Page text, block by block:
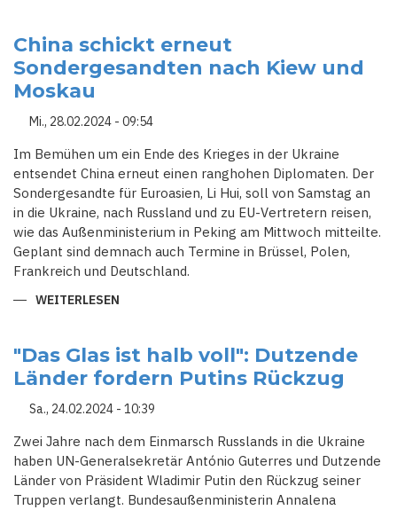
WIEDEREINFÜHRUNG
DER
WEHRPFLICHT
China schickt erneut
Sondergesandten nach Kiew und
Moskau
Mi., 28.02.2024 - 09:54
Im Bemühen um ein Ende des Krieges in der Ukraine
entsendet China erneut einen ranghohen Diplomaten. Der
Sondergesandte für Euroasien, Li Hui, soll von Samstag an
in die Ukraine, nach Russland und zu EU-Vertretern reisen,
wie das Außenministerium in Peking am Mittwoch mitteilte.
Geplant sind demnach auch Termine in Brüssel, Polen,
Frankreich und Deutschland.
WEITERLESEN
SONDERGESANDTEN
NACH
KIEW
UND
"Das Glas ist halb voll": Dutzende
Länder fordern Putins Rückzug
Sa., 24.02.2024 - 10:39
Zwei Jahre nach dem Einmarsch Russlands in die Ukraine
haben UN-Generalsekretär António Guterres und Dutzende
Länder von Präsident Wladimir Putin den Rückzug seiner
Truppen verlangt. Bundesaußenministerin Annalena